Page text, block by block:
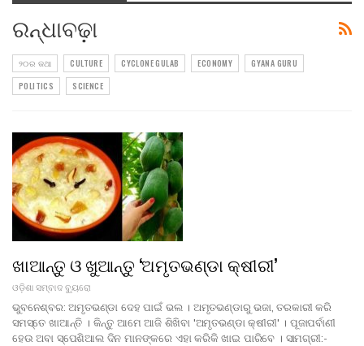
ରନ୍ଧାବଢ଼ା
୨୦ର କଥା CULTURE CYCLONE GULAB ECONOMY
GYANA GURU
POLITICS
SCIENCE
ଖାଆନ୍ତୁ ଓ ଖୁଆନ୍ତୁ ‘ଅମୃତଭଣ୍ଡା କ୍ଷୀରୀ’
ଓଡ଼ିଶା ସମ୍ବାଦ ବ୍ୟୁରୋ
ଭୁବନେଶ୍ବର: ଅମୃତଭଣ୍ଡା ଦେହ ପାଇଁ ଭଲ । ଅମୃତଭଣ୍ଡାରୁ ଭଜା, ତରକାରୀ କରି
ସମସ୍ତେ ଖାଆନ୍ତି । କିନ୍ତୁ ଆମେ ଆଜି ଶିଖିବା 'ଅମୃତଭଣ୍ଡା କ୍ଷୀରୀ' । ପୂଜାପର୍ବାଣୀ
ହେଉ ଅବା ସ୍ପେଶିଆଲ ଦିନ ମାନଙ୍କରେ ଏହା କରିକି ଖାଇ ପାରିବେ । ସାମଗ୍ରୀ:-